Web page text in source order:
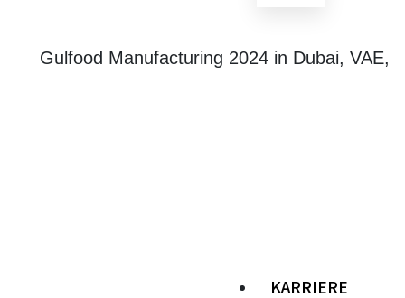
KARRIERE
Gulfood Manufacturing 2024 in Dubai, VAE,